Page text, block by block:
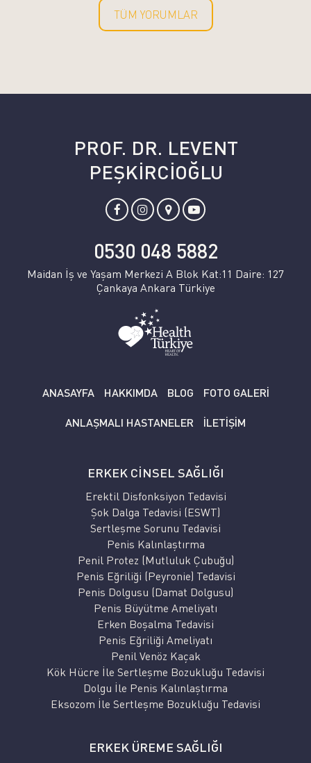
TÜM YORUMLAR
PROF. DR. LEVENT
PEŞKİRCİOĞLU
0530 048 5882
Maidan İş ve Yaşam Merkezi A Blok Kat:11 Daire: 127
Çankaya Ankara Türkiye
ANASAYFA HAKKIMDA BLOG FOTO GALERİ
ANLAŞMALI HASTANELER İLETİŞİM
ERKEK CİNSEL SAĞLIĞI
Erektil Disfonksiyon Tedavisi
Şok Dalga Tedavisi (ESWT)
Sertleşme Sorunu Tedavisi
Penis Kalınlaştırma
Penil Protez (Mutluluk Çubuğu)
Penis Eğriliği (Peyronie) Tedavisi
Penis Dolgusu (Damat Dolgusu)
Penis Büyütme Ameliyatı
Erken Boşalma Tedavisi
Penis Eğriliği Ameliyatı
Penil Venöz Kaçak
Kök Hücre İle Sertleşme Bozukluğu Tedavisi
Dolgu İle Penis Kalınlaştırma
Eksozom İle Sertleşme Bozukluğu Tedavisi
ERKEK ÜREME SAĞLIĞI